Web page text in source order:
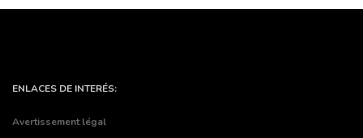
ENLACES DE INTERÉS:
Avertissement légal